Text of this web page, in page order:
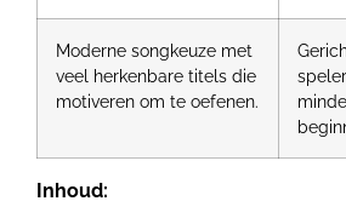
Moderne songkeuze met
veel herkenbare titels die
motiveren om te oefenen.
Inhoud: